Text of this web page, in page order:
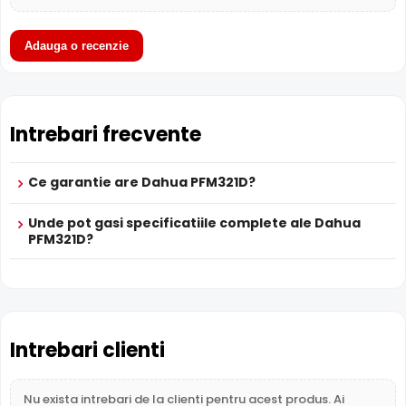
subcategorie
Garantie
informativ.
Adauga o recenzie
Intrebari frecvente
Ce garantie are Dahua PFM321D?
Unde pot gasi specificatiile complete ale Dahua
PFM321D?
Intrebari clienti
Nu exista intrebari de la clienti pentru acest produs. Ai